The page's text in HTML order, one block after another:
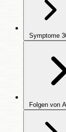
Symptome
Folgen von